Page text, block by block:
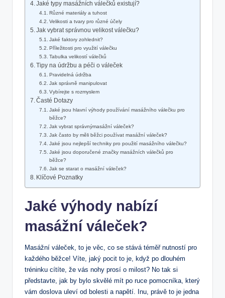
Jaké typy masážních válečků existují?
Různé materiály a tuhost
Velikosti a tvary pro různé účely
Jak vybrat správnou velikost válečku?
Jaké faktory zohlednit?
Příležitosti pro využití válečku
Tabulka velikostí válečků
Tipy na údržbu a péči o váleček
Pravidelná údržba
Jak správně manipulovat
Vybírejte s rozmyslem
Časté Dotazy
Jaké jsou hlavní výhody používání masážního válečku pro
běžce?
Jak vybrat správnýmasážní váleček?
Jak často by měli běžci používat masážní váleček?
Jaké jsou nejlepší techniky pro použití masážního válečku?
Jaké jsou doporučené značky masážních válečků pro
běžce?
Jak se starat o masážní váleček?
Klíčové Poznatky
Jaké výhody nabízí
masážní váleček?
Masážní váleček, to je věc, co se stává téměř nutností pro
každého běžce! Víte, jaký pocit to je, když po dlouhém
tréninku cítíte, že vás nohy prosí o milost? No tak si
představte, jak by bylo skvělé mít po ruce pomocníka, který
vám doslova uleví od bolesti a napětí. Inu, právě to je jedna